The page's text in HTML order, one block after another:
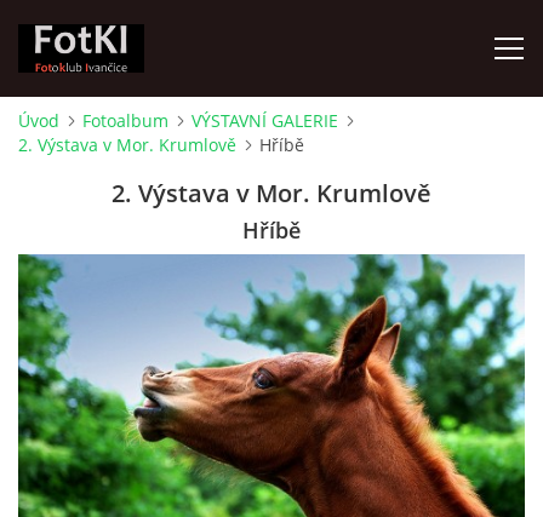
ÚVOD
KRONIKA
FOTO VYCHÁZKY
ŽIVOT FOTOKLUBU
Úvod Fotoalbum
VÝSTAVNÍ GALERIE
2. Výstava v Mor. Krumlově
Hříbě
2. Výstava v Mor. Krumlově
Hříbě